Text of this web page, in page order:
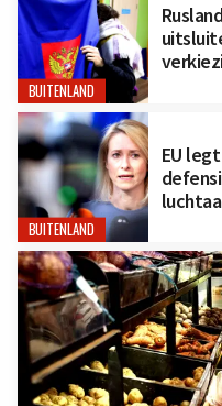
BUITENLAND
BUITENLAND
EU